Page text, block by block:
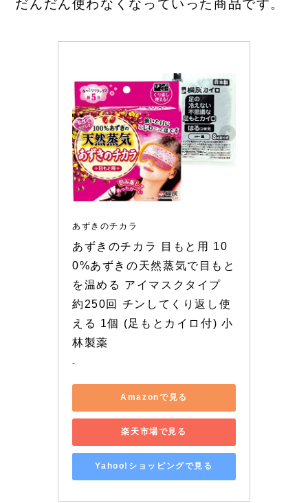
だんだん使わなくなっていった商品です。
あずきのチカラ
あずきのチカラ 目もと用 10
0%あずきの天然蒸気で目もと
を温める アイマスクタイプ
約250回 チンしてくり返し使
える 1個 (足もとカイロ付) 小
林製薬
-
Amazonで見る
楽天市場で見る
Yahoo!ショッピングで見る